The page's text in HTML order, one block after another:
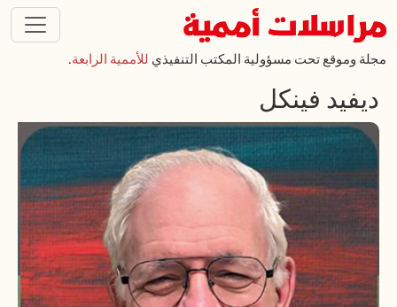
تجاوز إلى المحتوى الرئيسي
مجلة وموقع تحت مسؤولية المكتب التنفيذي للأممية الرابعة.
ديفيد فينكل